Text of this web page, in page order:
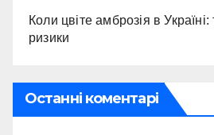
Коли цвіте амброзія в
ризики
Останні коментарі